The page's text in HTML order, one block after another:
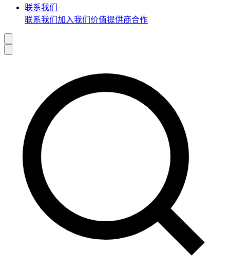
联系我们
联系我们 加入我们 价值提供商合作